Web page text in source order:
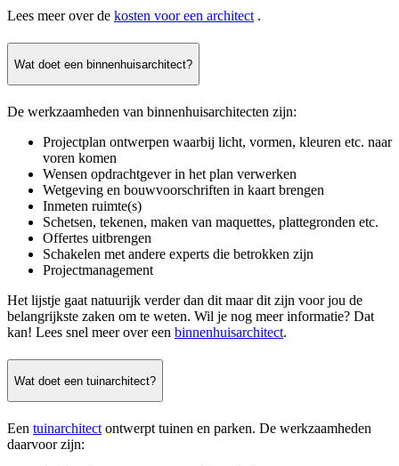
Lees meer over de kosten voor een architect .
Wat doet een binnenhuisarchitect?
De werkzaamheden van binnenhuisarchitecten zijn:
Projectplan ontwerpen waarbij licht, vormen, kleuren etc. naar
voren komen
Wensen opdrachtgever in het plan verwerken
Wetgeving en bouwvoorschriften in kaart brengen
Inmeten ruimte(s)
Schetsen, tekenen, maken van maquettes, plattegronden etc.
Offertes uitbrengen
Schakelen met andere experts die betrokken zijn
Projectmanagement
Het lijstje gaat natuurijk verder dan dit maar dit zijn voor jou de
belangrijkste zaken om te weten. Wil je nog meer informatie? Dat
kan! Lees snel meer over een binnenhuisarchitect.
Wat doet een tuinarchitect?
Een tuinarchitect ontwerpt tuinen en parken. De werkzaamheden
daarvoor zijn: